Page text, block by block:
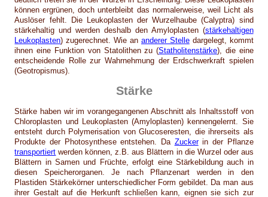
können ergrünen, doch unterbleibt das normalerweise, weil Licht als
Auslöser fehlt. Die Leukoplasten der Wurzelhaube (Calyptra) sind
stärkehaltig und werden deshalb den Amyloplasten (stärkehaltigen
Leukoplasten) zugerechnet. Wie an anderer Stelledargelegt, kommt
ihnen eine Funktion von Statolithen zu (Statholitenstärke), die eine
entscheidende Rolle zur Wahrnehmung der Erdschwerkraft spielen
(Geotropismus).
Stärke
Stärke haben wir im vorangegangenen Abschnitt als Inhaltsstoff von
Chloroplasten und Leukoplasten (Amyloplasten) kennengelernt. Sie
entsteht durch Polymerisation von Glucoseresten, die ihrerseits als
Produkte der Photosynthese entstehen. Da Zuckerin der Pflanze
transportiert werden können, z.B. aus Blättern in die Wurzel oder aus
Blättern in Samen und Früchte, erfolgt eine Stärkebildung auch in
diesen Speicherorganen. Je nach Pflanzenart werden in den
Plastiden Stärkekörner unterschiedlicher Form gebildet. Da man aus
ihrer Gestalt auf die Herkunft schließen kann, eignen sie sich zur